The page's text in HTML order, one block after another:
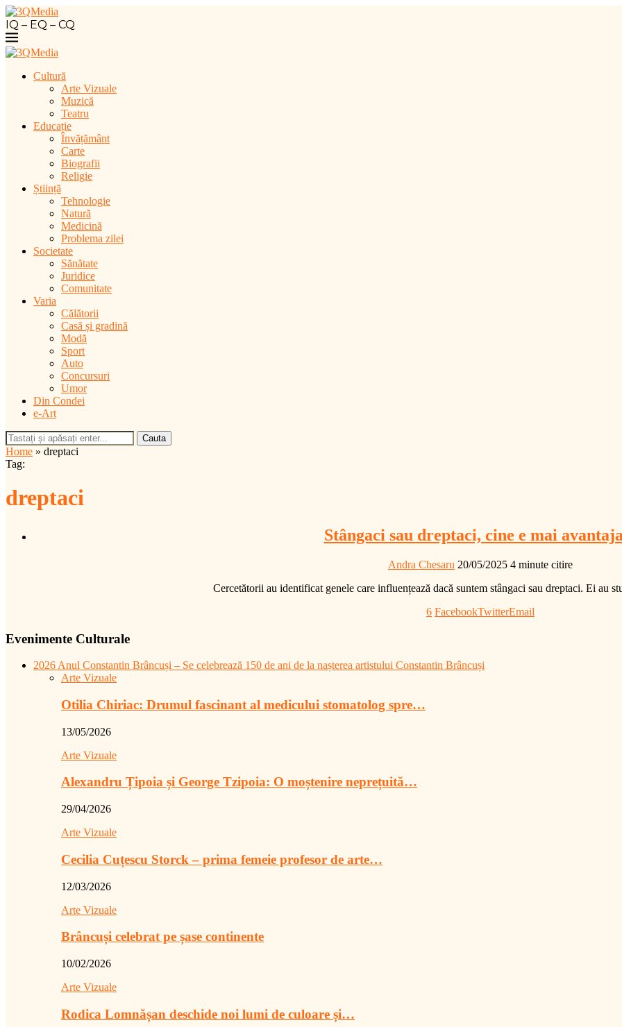
IQ – EQ – CQ
Cultură
Arte Vizuale
Muzică
Teatru
Educație
Învățământ
Carte
Biografii
Religie
Știință
Tehnologie
Natură
Medicină
Problema zilei
Societate
Sănătate
Juridice
Comunitate
Varia
Călătorii
Casă și gradină
Modă
Sport
Auto
Concursuri
Umor
Din Condei
e-Art
Cauta
Home » dreptaci
Tag:
dreptaci
Stângaci sau dreptaci, cine e mai
Andra Chesaru 20/05/2025 4 minute citire
Cercetătorii au identificat genele care influențează dacă suntem stângaci sau dreptaci. Ei au
6 FacebookTwitterEmail
Evenimente Culturale
2026 Anul Constantin Brâncuși – Se celebrează 150 de ani de la nașterea artistului Constantin Brâncuși
Arte Vizuale
Otilia Chiriac: Drumul fascinant al medicului stomatolog spre…
13/05/2026
Arte Vizuale
Alexandru Țipoia și George Tzipoia: O moștenire neprețuită…
29/04/2026
Arte Vizuale
Cecilia Cuțescu Storck – prima femeie profesor de arte…
12/03/2026
Arte Vizuale
Brâncuși celebrat pe șase continente
10/02/2026
Arte Vizuale
Rodica Lomnășan deschide noi lumi de culoare și…